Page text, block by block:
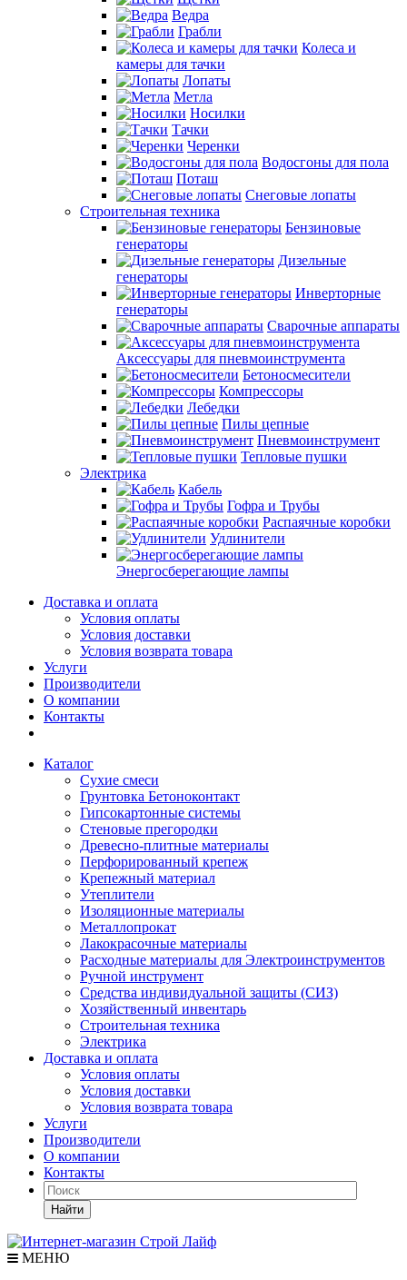
Ведра
Грабли
Колеса и
камеры для тачки
Лопаты
Метла
Носилки
Тачки
Черенки
Водосгоны для пола
Поташ
Снеговые лопаты
Строительная техника
Бензиновые
генераторы
Дизельные
генераторы
Инверторные
генераторы
Сварочные аппараты
Аксессуары для пневмоинструмента
Бетоносмесители
Компрессоры
Лебедки
Пилы цепные
Пневмоинструмент
Тепловые пушки
Электрика
Кабель
Гофра и Трубы
Распаячные коробки
Удлинители
Энергосберегающие лампы
Доставка и оплата
Условия оплаты
Условия доставки
Условия возврата товара
Услуги
Производители
О компании
Контакты
Каталог
Сухие смеси
Грунтовка Бетоноконтакт
Гипсокартонные системы
Стеновые прегородки
Древесно-плитные материалы
Перфорированный крепеж
Крепежный материал
Утеплители
Изоляционные материалы
Металлопрокат
Лакокрасочные материалы
Расходные материалы для Электроинструментов
Ручной инструмент
Средства индивидуальной защиты (СИЗ)
Хозяйственный инвентарь
Строительная техника
Электрика
Доставка и оплата
Условия оплаты
Условия доставки
Условия возврата товара
Услуги
Производители
О компании
Контакты
Найти
МЕНЮ